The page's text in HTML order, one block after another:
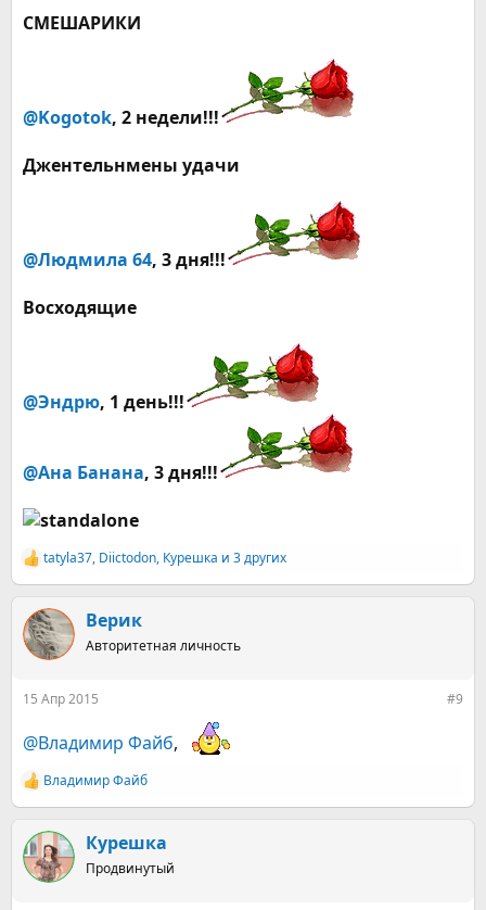
СМЕШАРИКИ
@Kogotok, 2 недели!!!
Джентельнмены удачи
@Людмила 64, 3 дня!!!
Восходящие
@Эндрю, 1 день!!!
@Ана Банана, 3 дня!!!
Р
е
к
ц
и
tatyla37, Diictodon, Курешка и 3 других
Верик
Авторитетная личность
15 Апр 2015 #9
@Владимир Файб,
Р
е
к
ц
и
Владимир Файб
Курешка
Продвинутый